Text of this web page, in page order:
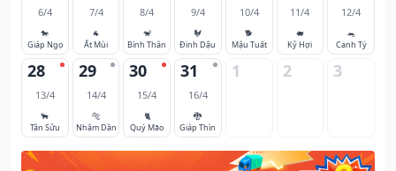
6/4
🐎
Giáp Ngọ
7/4
🐐
Ất Mùi
8/4
🐒
Bính Thân
9/4
🐓
Đinh Dậu
10/4
🐕
Mậu Tuất
11/4
🐖
Kỷ Hợi
12/4
🐀
Canh Tý
28
13/4
🐂
Tân Sửu
29
14/4
🐅
Nhâm Dần
30
15/4
🐈
Quý Mão
31
16/4
🐉
Giáp Thìn
1 2 3